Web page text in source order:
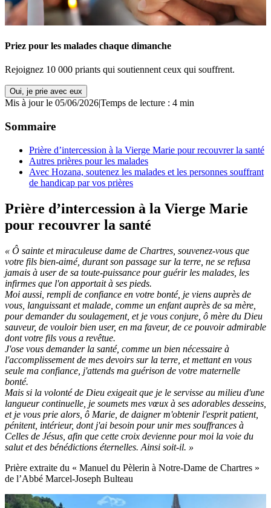
Priez pour les malades chaque dimanche
Rejoignez 10 000 priants qui soutiennent ceux qui souffrent.
Oui, je prie avec eux
Mis à jour le 05/06/2026|Temps de lecture : 4 min
Sommaire
Prière d’intercession à la Vierge Marie pour recouvrer la santé
Autres prières pour les malades
Avec Hozana, soutenez les malades et les personnes souffrant
de handicap par vos prières
Prière d’intercession à la Vierge Marie
pour recouvrer la santé
« Ô sainte et miraculeuse dame de Chartres, souvenez-vous que
votre fils bien-aimé, durant son passage sur la terre, ne se refusa
jamais à user de sa toute-puissance pour guérir les malades, les
infirmes que l'on apportait à ses pieds.
Moi aussi, rempli de confiance en votre bonté, je viens auprès de
vous, languissant et malade, comme un enfant auprès de sa mère,
pour demander du soulagement, et je vous conjure, ô mère du Dieu
sauveur, de vouloir bien user, en ma faveur, de ce pouvoir admirable
dont votre fils vous a revêtue.
J'ose vous demander la santé, comme un bien nécessaire à
l'accomplissement de mes devoirs sur la terre, et mettant en vous
seule ma confiance, j'attends ma guérison de votre maternelle
bonté.
Mais si la volonté de Dieu exigeait que je le servisse au milieu d'une
langueur continuelle, je soumets mes vœux à ses adorables desseins,
et je vous prie alors, ô Marie, de daigner m'obtenir l'esprit patient,
pénitent, intérieur, dont j'ai besoin pour unir mes souffrances à
Celles de Jésus, afin que cette croix devienne pour moi la voie du
salut et des bénédictions éternelles. Ainsi soit-il. »
Prière extraite du « Manuel du Pèlerin à Notre-Dame de Chartres »
de l’Abbé Marcel-Joseph Bulteau